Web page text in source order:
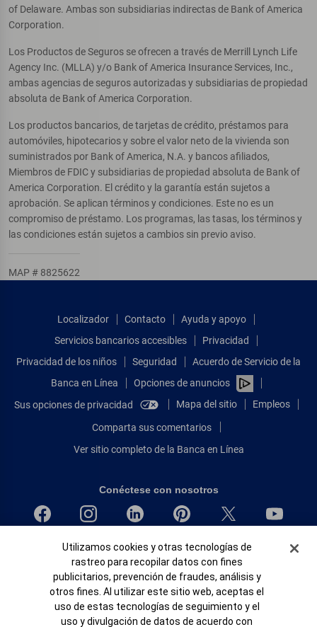
of Delaware. Ambas son subsidiarias indirectas de Bank of America
Corporation.
Los Productos de Seguros se ofrecen a través de Merrill Lynch Life
Agency Inc. (MLLA) y/o Bank of America Insurance Services, Inc.,
ambas agencias de seguros autorizadas y subsidiarias de propiedad
absoluta de Bank of America Corporation.
Los productos bancarios, de tarjetas de crédito, préstamos para
automóviles, hipotecarios y sobre el valor neto de la vivienda son
suministrados por Bank of America, N.A. y bancos afiliados,
Miembros de FDIC y subsidiarias de propiedad absoluta de Bank of
America Corporation. El crédito y la garantía están sujetos a
aprobación. Se aplican términos y condiciones. Este no es un
compromiso de préstamo. Los programas, las tasas, los términos y
las condiciones están sujetos a cambios sin previo aviso.
MAP # 8825622
Localizador Contacto
Ayuda y apoyo
Servicios bancarios accesibles
Privacidad
Privacidad de los niños
Seguridad
Acuerdo de Servicio de la
Banca en Línea
Opciones de anuncios
Sus opciones de privacidad
Mapa del sitio Empleos
Comparta sus comentarios
Ver sitio completo de la Banca en Línea
Conéctese con nosotros
Bank of America, N.A. Miembro de FDIC.
Igualdad de oportunidades en préstamos para viviendas
© 2026 Bank of America Corporation.
Todos Los Derechos Reservados.
Patente: patents.bankofamerica.com
Banner de Cookies
Utilizamos cookies y otras tecnologías de
rastreo para recopilar datos con fines
publicitarios, prevención de fraudes, análisis y
otros fines. Al utilizar este sitio web, aceptas el
uso de estas tecnologías de seguimiento y el
uso y divulgación de datos de acuerdo con